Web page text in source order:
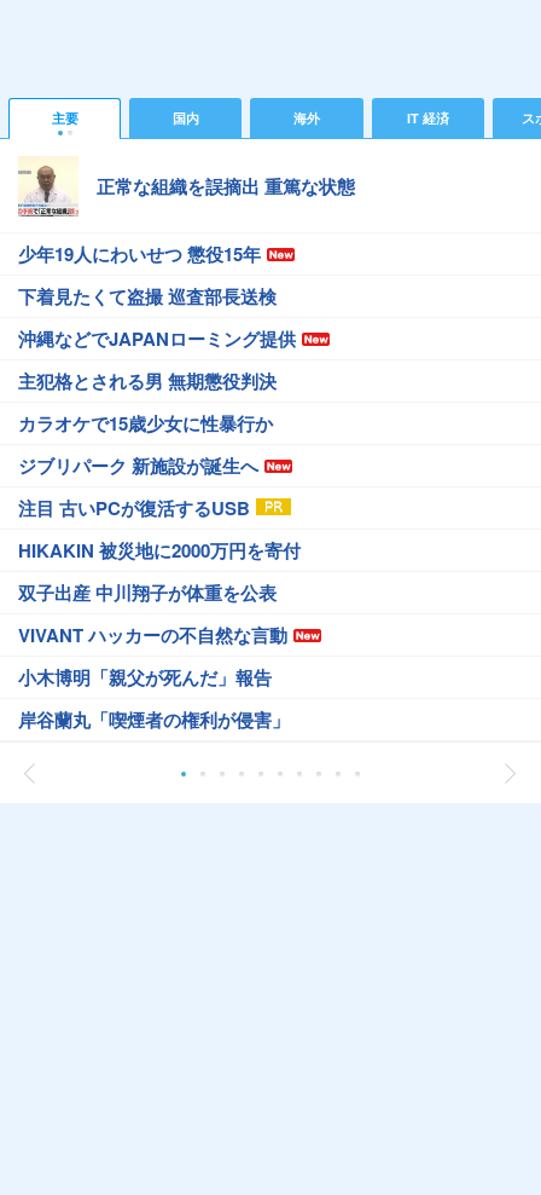
主要 国内 海外 IT 経済 ス
正常な組織を誤摘出 重篤な状態
少年19人にわいせつ 懲役15年
下着見たくて盗撮 巡査部長送検
沖縄などでJAPANローミング提供
主犯格とされる男 無期懲役判決
カラオケで15歳少女に性暴行か
ジブリパーク 新施設が誕生へ
注目 古いPCが復活するUSB
HIKAKIN 被災地に2000万円を寄付
双子出産 中川翔子が体重を公表
VIVANT ハッカーの不自然な言動
小木博明「親父が死んだ」報告
岸谷蘭丸「喫煙者の権利が侵害」